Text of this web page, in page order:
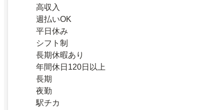
高収入
週払いOK
平日休み
シフト制
長期休暇あり
年間休日120日以上
長期
夜勤
駅チカ